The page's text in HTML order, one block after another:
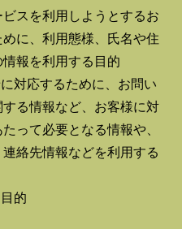
スを利用しようとするお
に、利用態様、氏名や住
報を利用する目的
対応するために、お問い
る情報など、お客様に対
って必要となる情報や、
絡先情報などを利用する
的